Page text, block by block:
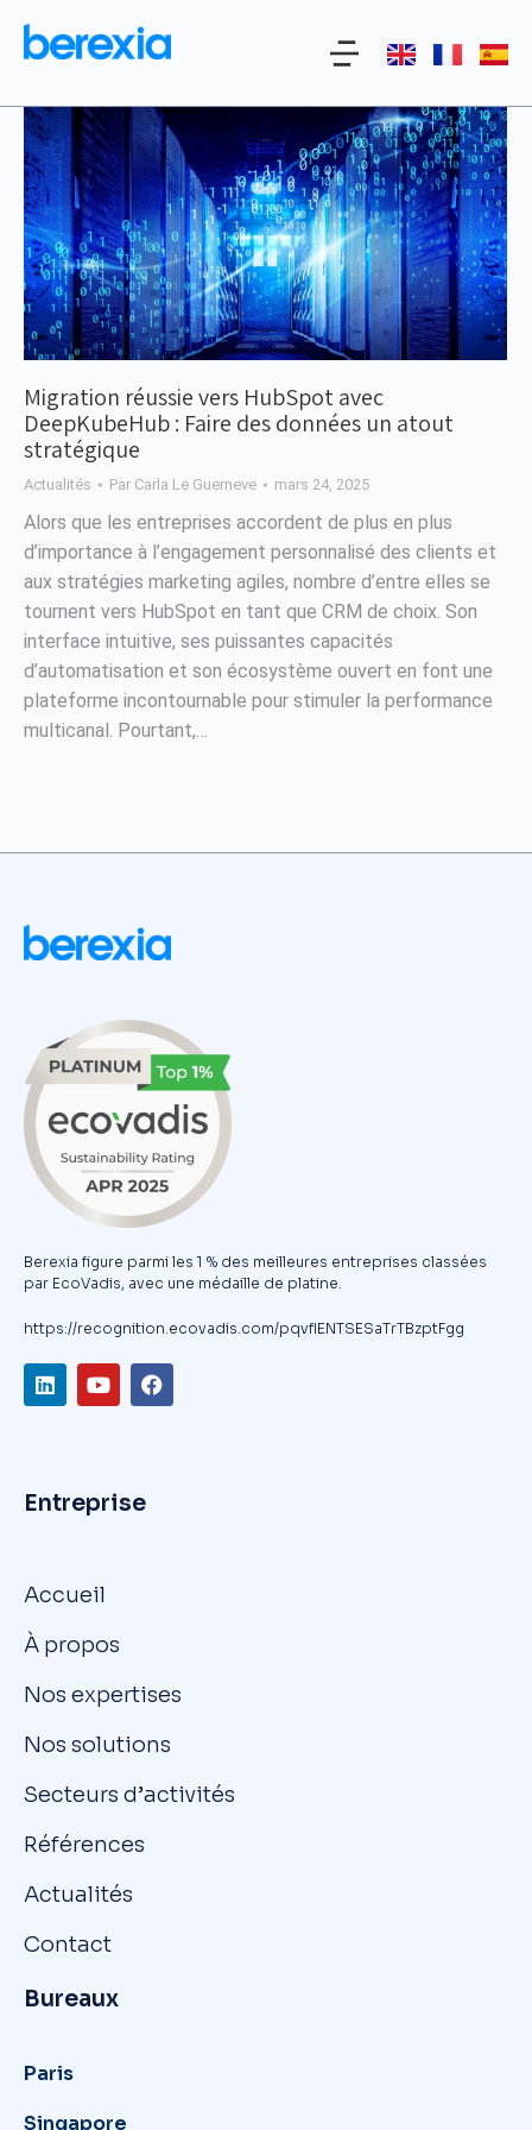
Migration réussie vers HubSpot avec
DeepKubeHub : Faire des données un atout
stratégique
Actualités Par Carla Le Guerneve mars 24, 2025
Alors que les entreprises accordent de plus en plus
d’importance à l’engagement personnalisé des clients et
aux stratégies marketing agiles, nombre d’entre elles se
tournent vers HubSpot en tant que CRM de choix. Son
interface intuitive, ses puissantes capacités
d’automatisation et son écosystème ouvert en font une
plateforme incontournable pour stimuler la performance
multicanal. Pourtant,…
Berexia figure parmi les 1 % des meilleures entreprises classées
par EcoVadis, avec une médaille de platine.
https://recognition.ecovadis.com/pqvfIENTSESaTrTBzptFgg
Entreprise
Accueil
À propos
Nos expertises
Nos solutions
Secteurs d’activités
Références
Actualités
Contact
Bureaux
Paris
Singapore